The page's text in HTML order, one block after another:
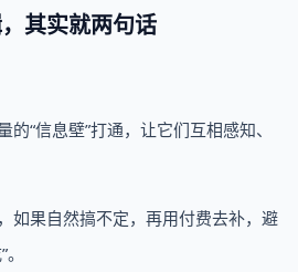
其实就两句话
“信息壁”打通，让它们互相感知、
如果自然搞不定，再用付费去补，避